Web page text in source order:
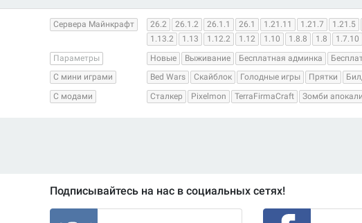
Сервера Майнкрафт 26.2 26.1.2 26.1.1 26.1 1.21.11 1.21.7 1.21.5
1.13.2
1.13 1.12.2 1.12 1.10 1.8.8 1.8 1.7.10
Параметры
Новые Выживание Бесплатная админка
С мини играми
Bed Wars Скайблок Голодные игры Прятки
С модами
Сталкер Pixelmon TerraFirmaCraft Зомби
Подписывайтесь на нас в социальных сетях!